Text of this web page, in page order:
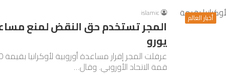
أخبار العالم islamic
يورو
قمة الاتحاد الأوروبي. وقال…